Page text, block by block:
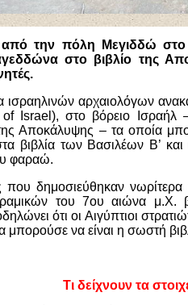
από την πόλη Μεγιδδώ
στο βιβλίο της
αρχαιολόγων
Israel), στο βόρειο Ισραήλ
Αποκάλυψης – τα οποία
βιβλία των Βασιλέων Β’
φαραώ.
που δημοσιεύθηκαν
του 7ου αιώνα μ.Χ.
ότι οι Αιγύπτιοι
να είναι η σωστή
Τι δείχνουν τα